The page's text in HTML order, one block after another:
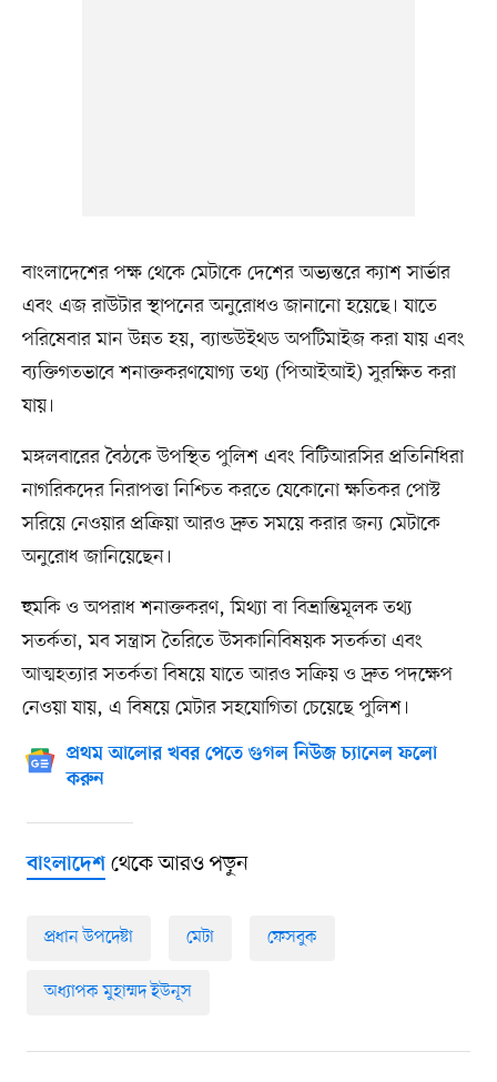
বাংলাদেশের পক্ষ থেকে মেটাকে দেশের অভ্যন্তরে ক্যাশ সার্ভার
এবং এজ রাউটার স্থাপনের অনুরোধও জানানো হয়েছে। যাতে
পরিষেবার মান উন্নত হয়, ব্যান্ডউইথড অপটিমাইজ করা যায় এবং
ব্যক্তিগতভাবে শনাক্তকরণযোগ্য তথ্য (পিআইআই) সুরক্ষিত করা
যায়।
মঙ্গলবারের বৈঠকে উপস্থিত পুলিশ এবং বিটিআরসির প্রতিনিধিরা
নাগরিকদের নিরাপত্তা নিশ্চিত করতে যেকোনো ক্ষতিকর পোস্ট
সরিয়ে নেওয়ার প্রক্রিয়া আরও দ্রুত সময়ে করার জন্য মেটাকে
অনুরোধ জানিয়েছেন।
হুমকি ও অপরাধ শনাক্তকরণ, মিথ্যা বা বিভ্রান্তিমূলক তথ্য
সতর্কতা, মব সন্ত্রাস তৈরিতে উসকানিবিষয়ক সতর্কতা এবং
আত্মহত্যার সতর্কতা বিষয়ে যাতে আরও সক্রিয় ও দ্রুত পদক্ষেপ
নেওয়া যায়, এ বিষয়ে মেটার সহযোগিতা চেয়েছে পুলিশ।
প্রথম আলোর খবর পেতে গুগল নিউজ চ্যানেল ফলো
করুন
বাংলাদেশথেকে আরও পড়ুন
প্রধান উপদেষ্টা মেটা ফেসবুক
অধ্যাপক মুহাম্মদ ইউনূস